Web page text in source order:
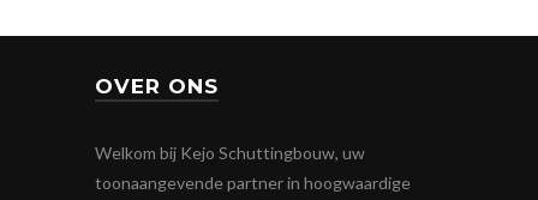
OVER ONS
Welkom bij Kejo Schuttingbouw, uw
toonaangevende partner in hoogwaardige